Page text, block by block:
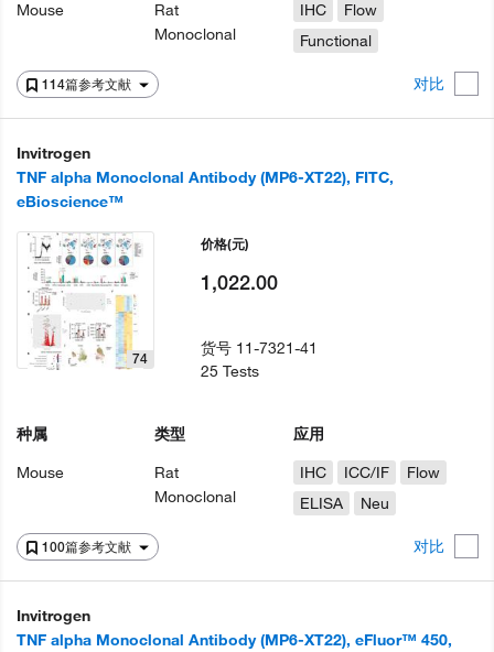
114篇参考文献 对比
Mouse
Rat
Monoclonal
IHC
Flow
Functional
Invitrogen
TNF alpha Monoclonal Antibody (MP6-XT22), FITC,
eBioscience™
100篇参考文献 对比
74
种属
Mouse
类型
Rat
Monoclonal
应用
IHC
ICC/IF
Flow
ELISA
Neu
价格(元)
1,022.00
货号 11-7321-41
25 Tests
Invitrogen
TNF alpha Monoclonal Antibody (MP6-XT22), eFluor™ 450,